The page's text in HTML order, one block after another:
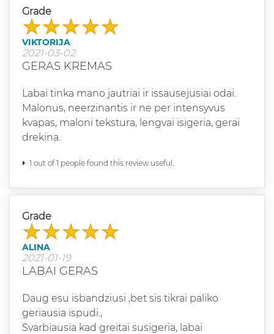
Grade
VIKTORIJA
2021-03-02
GERAS KREMAS
Labai tinka mano jautriai ir issausejusiai odai.
Malonus, neerzinantis ir ne per intensyvus
kvapas, maloni tekstura, lengvai isigeria, gerai
drekina.
1 out of 1 people found this review useful.
Grade
ALINA
2021-01-19
LABAI GERAS
Daug esu isbandziusi ,bet sis tikrai paliko
geriausia ispudi.,
Svarbiausia kad greitai susigeria, labai